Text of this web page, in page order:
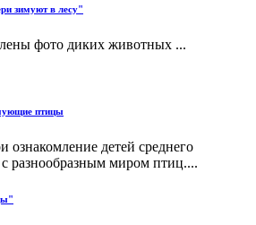
зимуют в лесу"
фото диких животных ...
птицы
ознакомление детей среднего
с разнообразным миром птиц....